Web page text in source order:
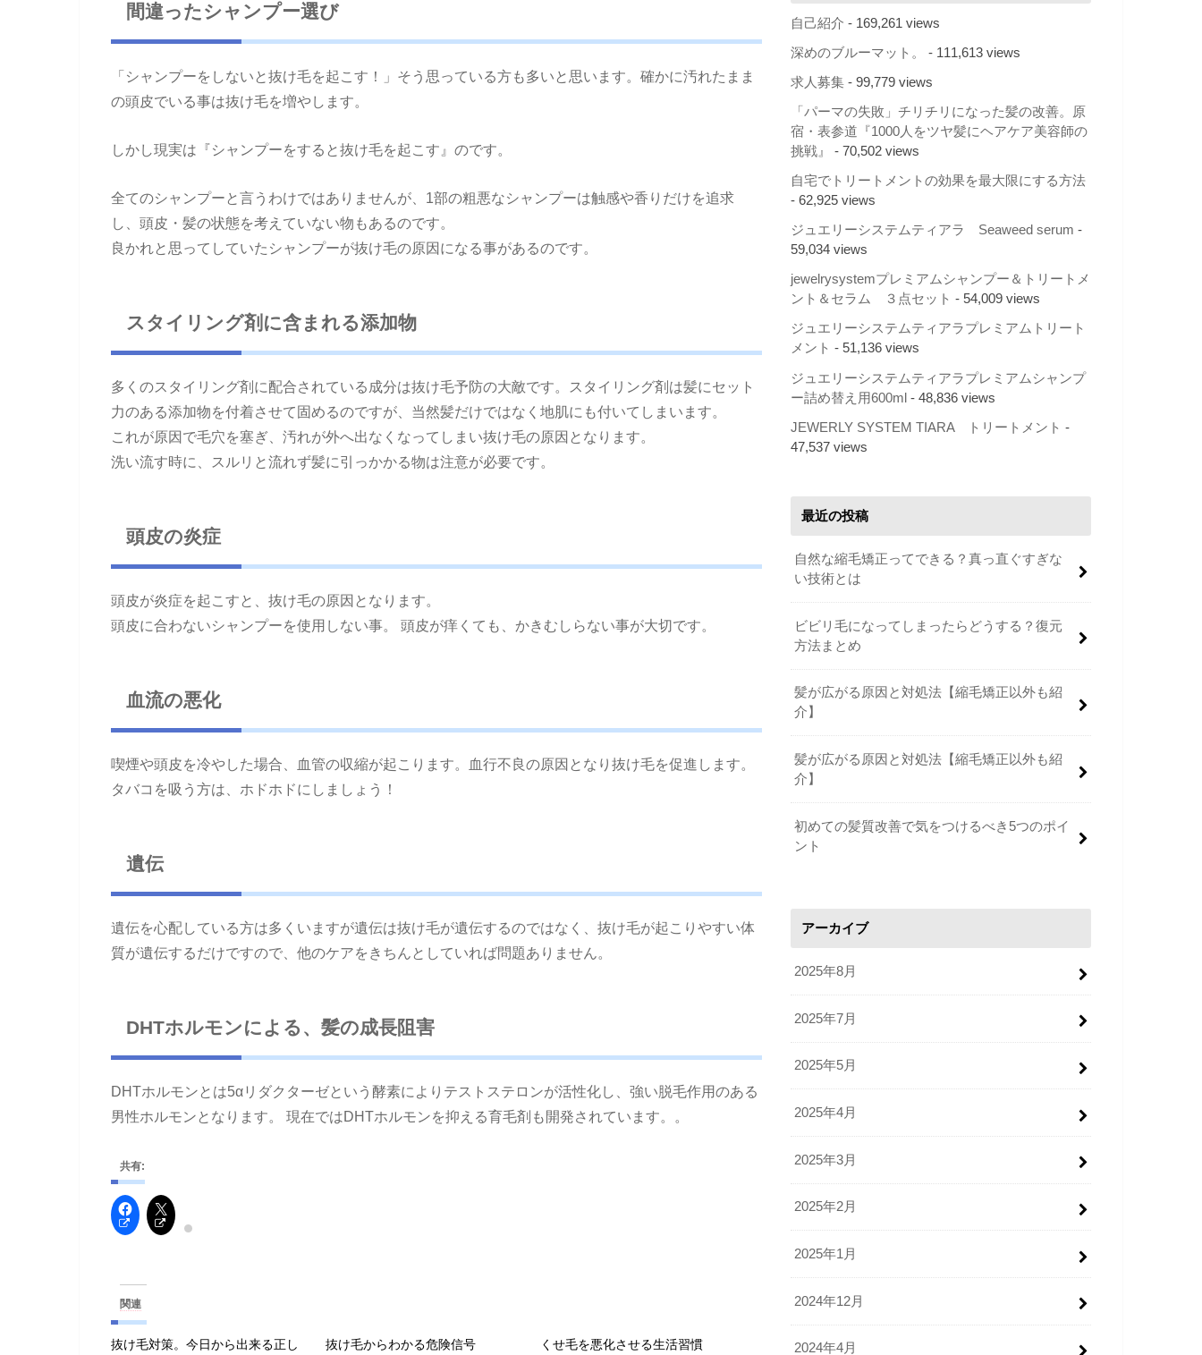
間違ったシャンプー選び
「シャンプーをしないと抜け毛を起こす！」そう思っている方も多いと思います。確かに汚れたまま
の頭皮でいる事は抜け毛を増やします。
しかし現実は『シャンプーをすると抜け毛を起こす』のです。
全てのシャンプーと言うわけではありませんが、1部の粗悪なシャンプーは触感や香りだけを追求
し、頭皮・髪の状態を考えていない物もあるのです。
良かれと思ってしていたシャンプーが抜け毛の原因になる事があるのです。
スタイリング剤に含まれる添加物
多くのスタイリング剤に配合されている成分は抜け毛予防の大敵です。スタイリング剤は髪にセット
力のある添加物を付着させて固めるのですが、当然髪だけではなく地肌にも付いてしまいます。
これが原因で毛穴を塞ぎ、汚れが外へ出なくなってしまい抜け毛の原因となります。
洗い流す時に、スルリと流れず髪に引っかかる物は注意が必要です。
頭皮の炎症
頭皮が炎症を起こすと、抜け毛の原因となります。
頭皮に合わないシャンプーを使用しない事。 頭皮が痒くても、かきむしらない事が大切です。
血流の悪化
喫煙や頭皮を冷やした場合、血管の収縮が起こります。血行不良の原因となり抜け毛を促進します。
タバコを吸う方は、ホドホドにしましょう！
遺伝
遺伝を心配している方は多くいますが遺伝は抜け毛が遺伝するのではなく、抜け毛が起こりやすい体
質が遺伝するだけですので、他のケアをきちんとしていれば問題ありません。
DHTホルモンによる、髪の成長阻害
DHTホルモンとは5αリダクターゼという酵素によりテストステロンが活性化し、強い脱毛作用のある
男性ホルモンとなります。 現在ではDHTホルモンを抑える育毛剤も開発されています。。
共有:
関連
抜け毛対策。今日から出来る正し
抜け毛からわかる危険信号
くせ毛を悪化させる生活習慣
自己紹介 - 169,261 views
深めのブルーマット。 - 111,613 views
求人募集 - 99,779 views
「パーマの失敗」チリチリになった髪の改善。原
宿・表参道『1000人をツヤ髪にヘアケア美容師の
挑戦』
- 70,502 views
自宅でトリートメントの効果を最大限にする方法
- 62,925 views
ジュエリーシステムティアラ Seaweed serum -
59,034 views
jewelrysystemプレミアムシャンプー＆トリートメ
ント＆セラム ３点セット - 54,009 views
ジュエリーシステムティアラプレミアムトリート
メント - 51,136 views
ジュエリーシステムティアラプレミアムシャンプ
ー詰め替え用600ml - 48,836 views
JEWERLY SYSTEM TIARA トリートメント -
47,537 views
最近の投稿
自然な縮毛矯正ってできる？真っ直ぐすぎな
い技術とは
ビビリ毛になってしまったらどうする？復元
方法まとめ
髪が広がる原因と対処法【縮毛矯正以外も紹
介】
髪が広がる原因と対処法【縮毛矯正以外も紹
介】
初めての髪質改善で気をつけるべき5つのポイ
ント
アーカイブ
2025年8月
2025年7月
2025年5月
2025年4月
2025年3月
2025年2月
2025年1月
2024年12月
2024年4月